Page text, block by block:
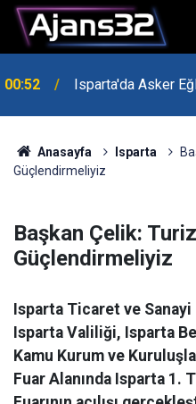
00:52 Isparta'da Asker
Anasayfa Isparta
Güçlendirmeliyiz
Başkan Çelik:
Güçlendirmeliyiz
Isparta Ticaret ve
Isparta Valiliği, Isparta
Kamu Kurum ve
Fuar Alanında Isparta 1.